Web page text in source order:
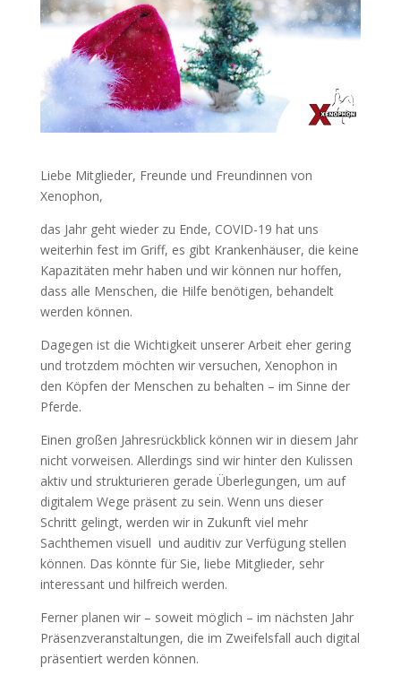
Liebe Mitglieder, Freunde und Freundinnen von
Xenophon,
das Jahr geht wieder zu Ende, COVID-19 hat uns
weiterhin fest im Griff, es gibt Krankenhäuser, die keine
Kapazitäten mehr haben und wir können nur hoffen,
dass alle Menschen, die Hilfe benötigen, behandelt
werden können.
Dagegen ist die Wichtigkeit unserer Arbeit eher gering
und trotzdem möchten wir versuchen, Xenophon in
den Köpfen der Menschen zu behalten – im Sinne der
Pferde.
Einen großen Jahresrückblick können wir in diesem Jahr
nicht vorweisen. Allerdings sind wir hinter den Kulissen
aktiv und strukturieren gerade Überlegungen, um auf
digitalem Wege präsent zu sein. Wenn uns dieser
Schritt gelingt, werden wir in Zukunft viel mehr
Sachthemen visuell und auditiv zur Verfügung stellen
können. Das könnte für Sie, liebe Mitglieder, sehr
interessant und hilfreich werden.
Ferner planen wir – soweit möglich – im nächsten Jahr
Präsenzveranstaltungen, die im Zweifelsfall auch digital
präsentiert werden können.